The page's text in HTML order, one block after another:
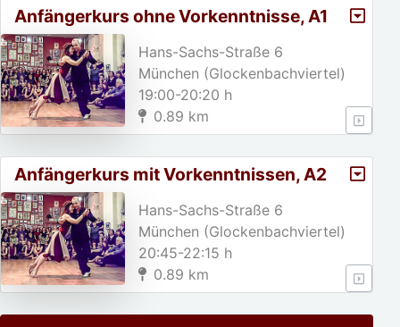
Anfängerkurs ohne Vorkenntnisse, A1
Hans-Sachs-Straße 6
München (Glockenbachviertel)
19:00-20:20 h
0.89 km
Anfängerkurs mit Vorkenntnissen, A2
Hans-Sachs-Straße 6
München (Glockenbachviertel)
20:45-22:15 h
0.89 km